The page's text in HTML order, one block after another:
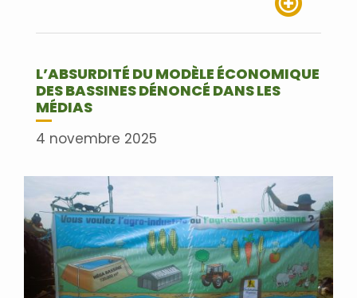
L’ABSURDITÉ DU MODÈLE ÉCONOMIQUE
DES BASSINES DÉNONCÉ DANS LES
MÉDIAS
4 novembre 2025